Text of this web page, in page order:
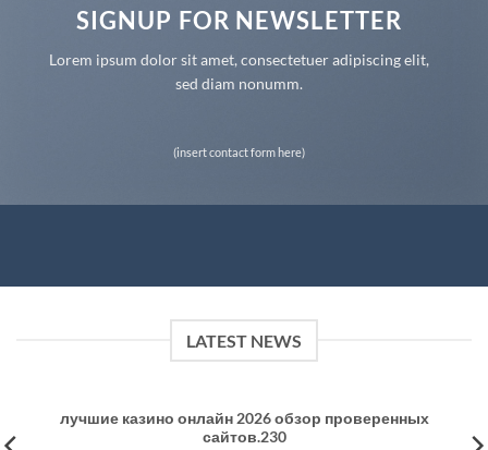
SIGNUP FOR NEWSLETTER
Lorem ipsum dolor sit amet, consectetuer adipiscing elit,
sed diam nonumm.
(insert contact form here)
LATEST NEWS
лучшие казино онлайн 2026 обзор проверенных
сайтов.230